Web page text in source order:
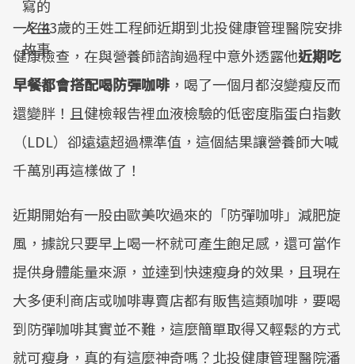
一名43歲的王姓工程師近期到北投健康管理醫院安排
健康檢查，在與營養師諮詢過程中意外透露他近期吃
早餐都會搭配喝防彈咖啡 ，喝了一個月都沒變瘦反而
還變胖！且健檢報告裡血液檢驗的低密度脂蛋白指數
（LDL）卻遠遠超過標準值，這個結果讓營養師大喊
千萬別再這樣做了！
近期開始有一股由歐美吹過來的「防彈咖啡」減肥旋
風，據說只要早上喝一杯就可產生飽足感，還可當作
提供身體能量來源，並達到快速瘦身的效果，且現在
大多便利商店或咖啡專賣店都有販售這類咖啡，要喝
到防彈咖啡其實並不難，這麼簡單取得又輕鬆的方式
就可瘦身，真的有這麼神奇嗎？北投健康管理醫院潘